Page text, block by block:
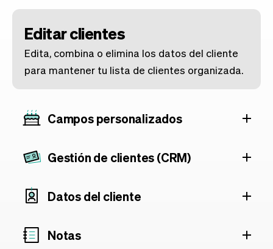
Editar clientes
Edita, combina o elimina los datos del cliente
para mantener tu lista de clientes organizada.
Campos personalizados
Gestión de clientes (CRM)
Datos del cliente
Notas